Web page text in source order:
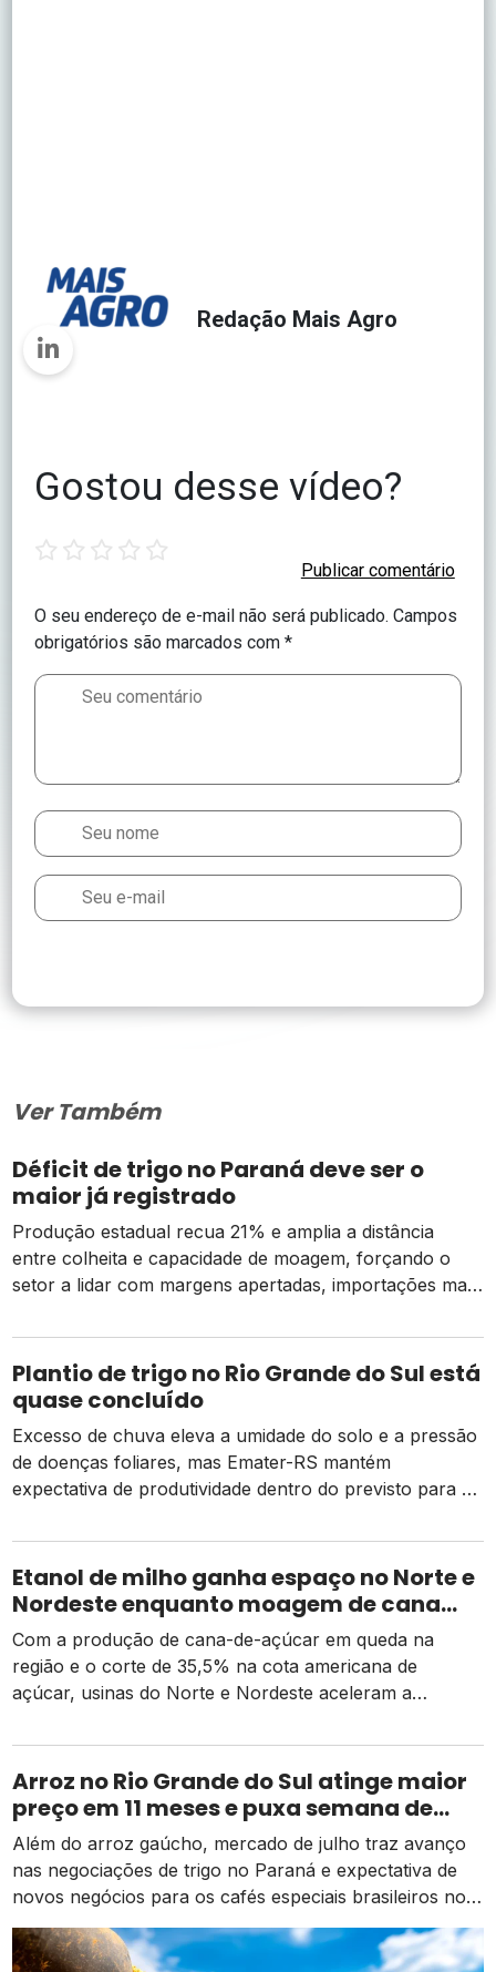
Redação Mais Agro
Gostou desse vídeo?
O seu endereço de e-mail não será publicado. Campos
obrigatórios são marcados com*
star stars stars stars stars
Ver Também
Déficit de trigo no Paraná deve ser o
maior já registrado
Produção estadual recua 21% e amplia a distância
entre colheita e capacidade de moagem, forçando o
setor a lidar com margens apertadas, importações mais
Plantio de trigo no Rio Grande do Sul está
quase concluído
Excesso de chuva eleva a umidade do solo e a pressão
de doenças foliares, mas Emater-RS mantém
expectativa de produtividade dentro do previsto para a
Etanol de milho ganha espaço no Norte e
Nordeste enquanto moagem de cana
recua e tarifa dos EUA pressiona usinas
Com a produção de cana-de-açúcar em queda na
região e o corte de 35,5% na cota americana de
açúcar, usinas do Norte e Nordeste aceleram a
de receita e competitividade.
Arroz no Rio Grande do Sul atinge maior
preço em 11 meses e puxa semana de
valorização no campo
Além do arroz gaúcho, mercado de julho traz avanço
nas negociações de trigo no Paraná e expectativa de
novos negócios para os cafés especiais brasileiros no
exterior